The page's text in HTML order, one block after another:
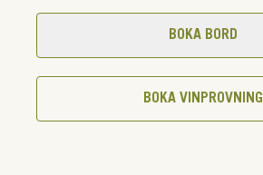
BOKA BORD
BOKA VINPROVNING